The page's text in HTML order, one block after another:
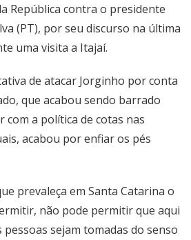
República contra o presidente
(PT), por seu discurso na última
uma visita a Itajaí.
de atacar Jorginho por conta
que acabou sendo barrado
com a política de cotas nas
acabou por enfiar os pés
prevaleça em Santa Catarina o
não pode permitir que aqui
pessoas sejam tomadas do senso